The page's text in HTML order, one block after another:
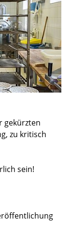
gekürzten
zu kritisch
sein!